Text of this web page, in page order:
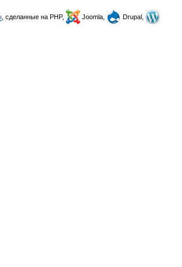
, сделанные на PHP, Joomla,
Drupal,